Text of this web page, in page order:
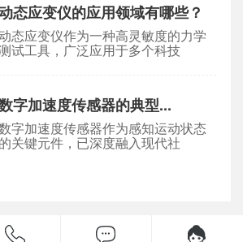
态应变仪的应用领域有哪些？
态应变仪作为一种高灵敏度的力学
试工具，广泛应用于多个科技
字加速度传感器的典型...
字加速度传感器作为感知运动状态
的关键元件，已深度融入现代社